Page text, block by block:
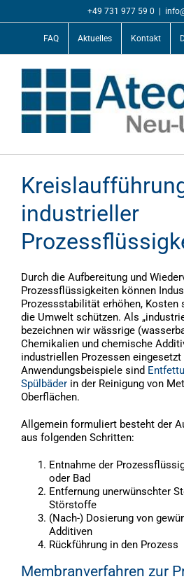
+49 731 977 59 0
FAQ Aktuelles Kontakt
industrieller
Durch die Aufbereitung und
Prozessflüssigkeiten können
Prozessstabilität erhöhen, Kosten
die Umwelt schützen. Als
bezeichnen wir wässrige
Chemikalien und chemische
industriellen Prozessen
Anwendungsbeispiele sind
Spülbäder in der Reinigung von
Oberflächen.
Allgemein formuliert besteht der
aus folgenden Schritten:
Entnahme der
oder Bad
Entfernung unerwünschter
Störstoffe
(Nach-) Dosierung von
Additiven
Rückführung in den Prozess
Membranverfahren zur